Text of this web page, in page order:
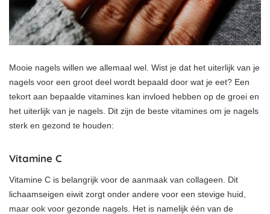
Mooie nagels willen we allemaal wel. Wist je dat het uiterlijk van je
nagels voor een groot deel wordt bepaald door wat je eet? Een
tekort aan bepaalde vitamines kan invloed hebben op de groei en
het uiterlijk van je nagels. Dit zijn de beste vitamines om je nagels
sterk en gezond te houden:
Vitamine C
Vitamine C is belangrijk voor de aanmaak van collageen. Dit
lichaamseigen eiwit zorgt onder andere voor een stevige huid,
maar ook voor gezonde nagels. Het is namelijk één van de